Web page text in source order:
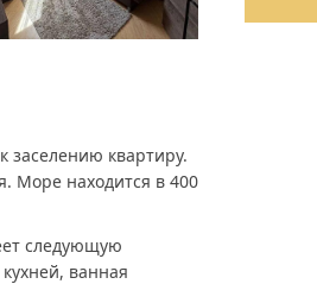
заселению квартиру.
Море находится в 400
следующую
ванная